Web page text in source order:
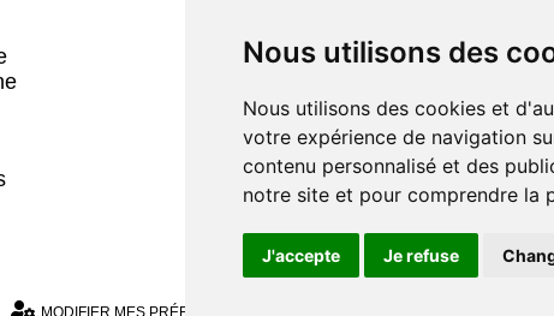
Nous utilisons des
Nous utilisons des cookies et
votre expérience de navigation
contenu personnalisé et des
notre site et pour comprendre la
J'accepte Je refuse
Armando
Pom'Cannelle
Timberland
Trouvez le magasin le plus
MODIFIER MES PRÉFÉRENCES DES COOKIES